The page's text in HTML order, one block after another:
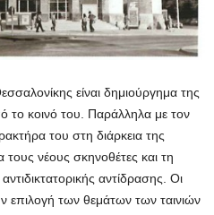
είναι δημιούργημα της
το κοινό του. Παράλληλα με τον
του στη διάρκεια της
τους νέους σκηνοθέτες και τη
αντίδρασης. Οι
επιλογή των θεμάτων των ταινιών